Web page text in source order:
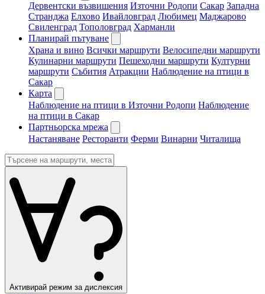
Дервентски възвишения Източни Родопи Сакар Западна
Странджа Елхово Ивайловград Любимец Маджарово
Свиленград Тополовград Харманли
Планирай пътуване
Храна и вино Всички маршрути Велосипедни маршрути
Кулинарни маршрути Пешеходни маршрути Културни
маршрути Събития Атракции Наблюдение на птици в
Сакар
Карта
Наблюдение на птици в Източни Родопи Наблюдение
на птици в Сакар
Партньорска мрежа
Настаняване Ресторанти Ферми Винарни Читалища
Активирай режим за дислексия